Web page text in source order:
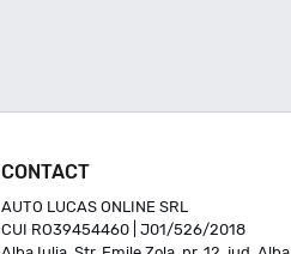
CONTACT
AUTO LUCAS ONLINE SRL
CUI RO39454460 | J01/526/2018